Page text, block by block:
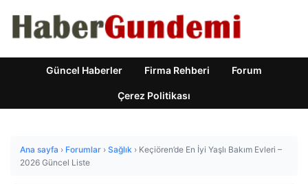
Güncel Haberler Firma Rehberi Forum
Çerez Politikası
Ana sayfa › Forumlar › Sağlık › Keçiören’de En İyi Yaşlı Bakım Evleri –
2026 Güncel Liste